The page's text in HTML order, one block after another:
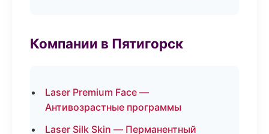
Компании в Пятигорск
Laser Premium Face —
Антивозрастные программы
Laser Silk Skin — Перманентный